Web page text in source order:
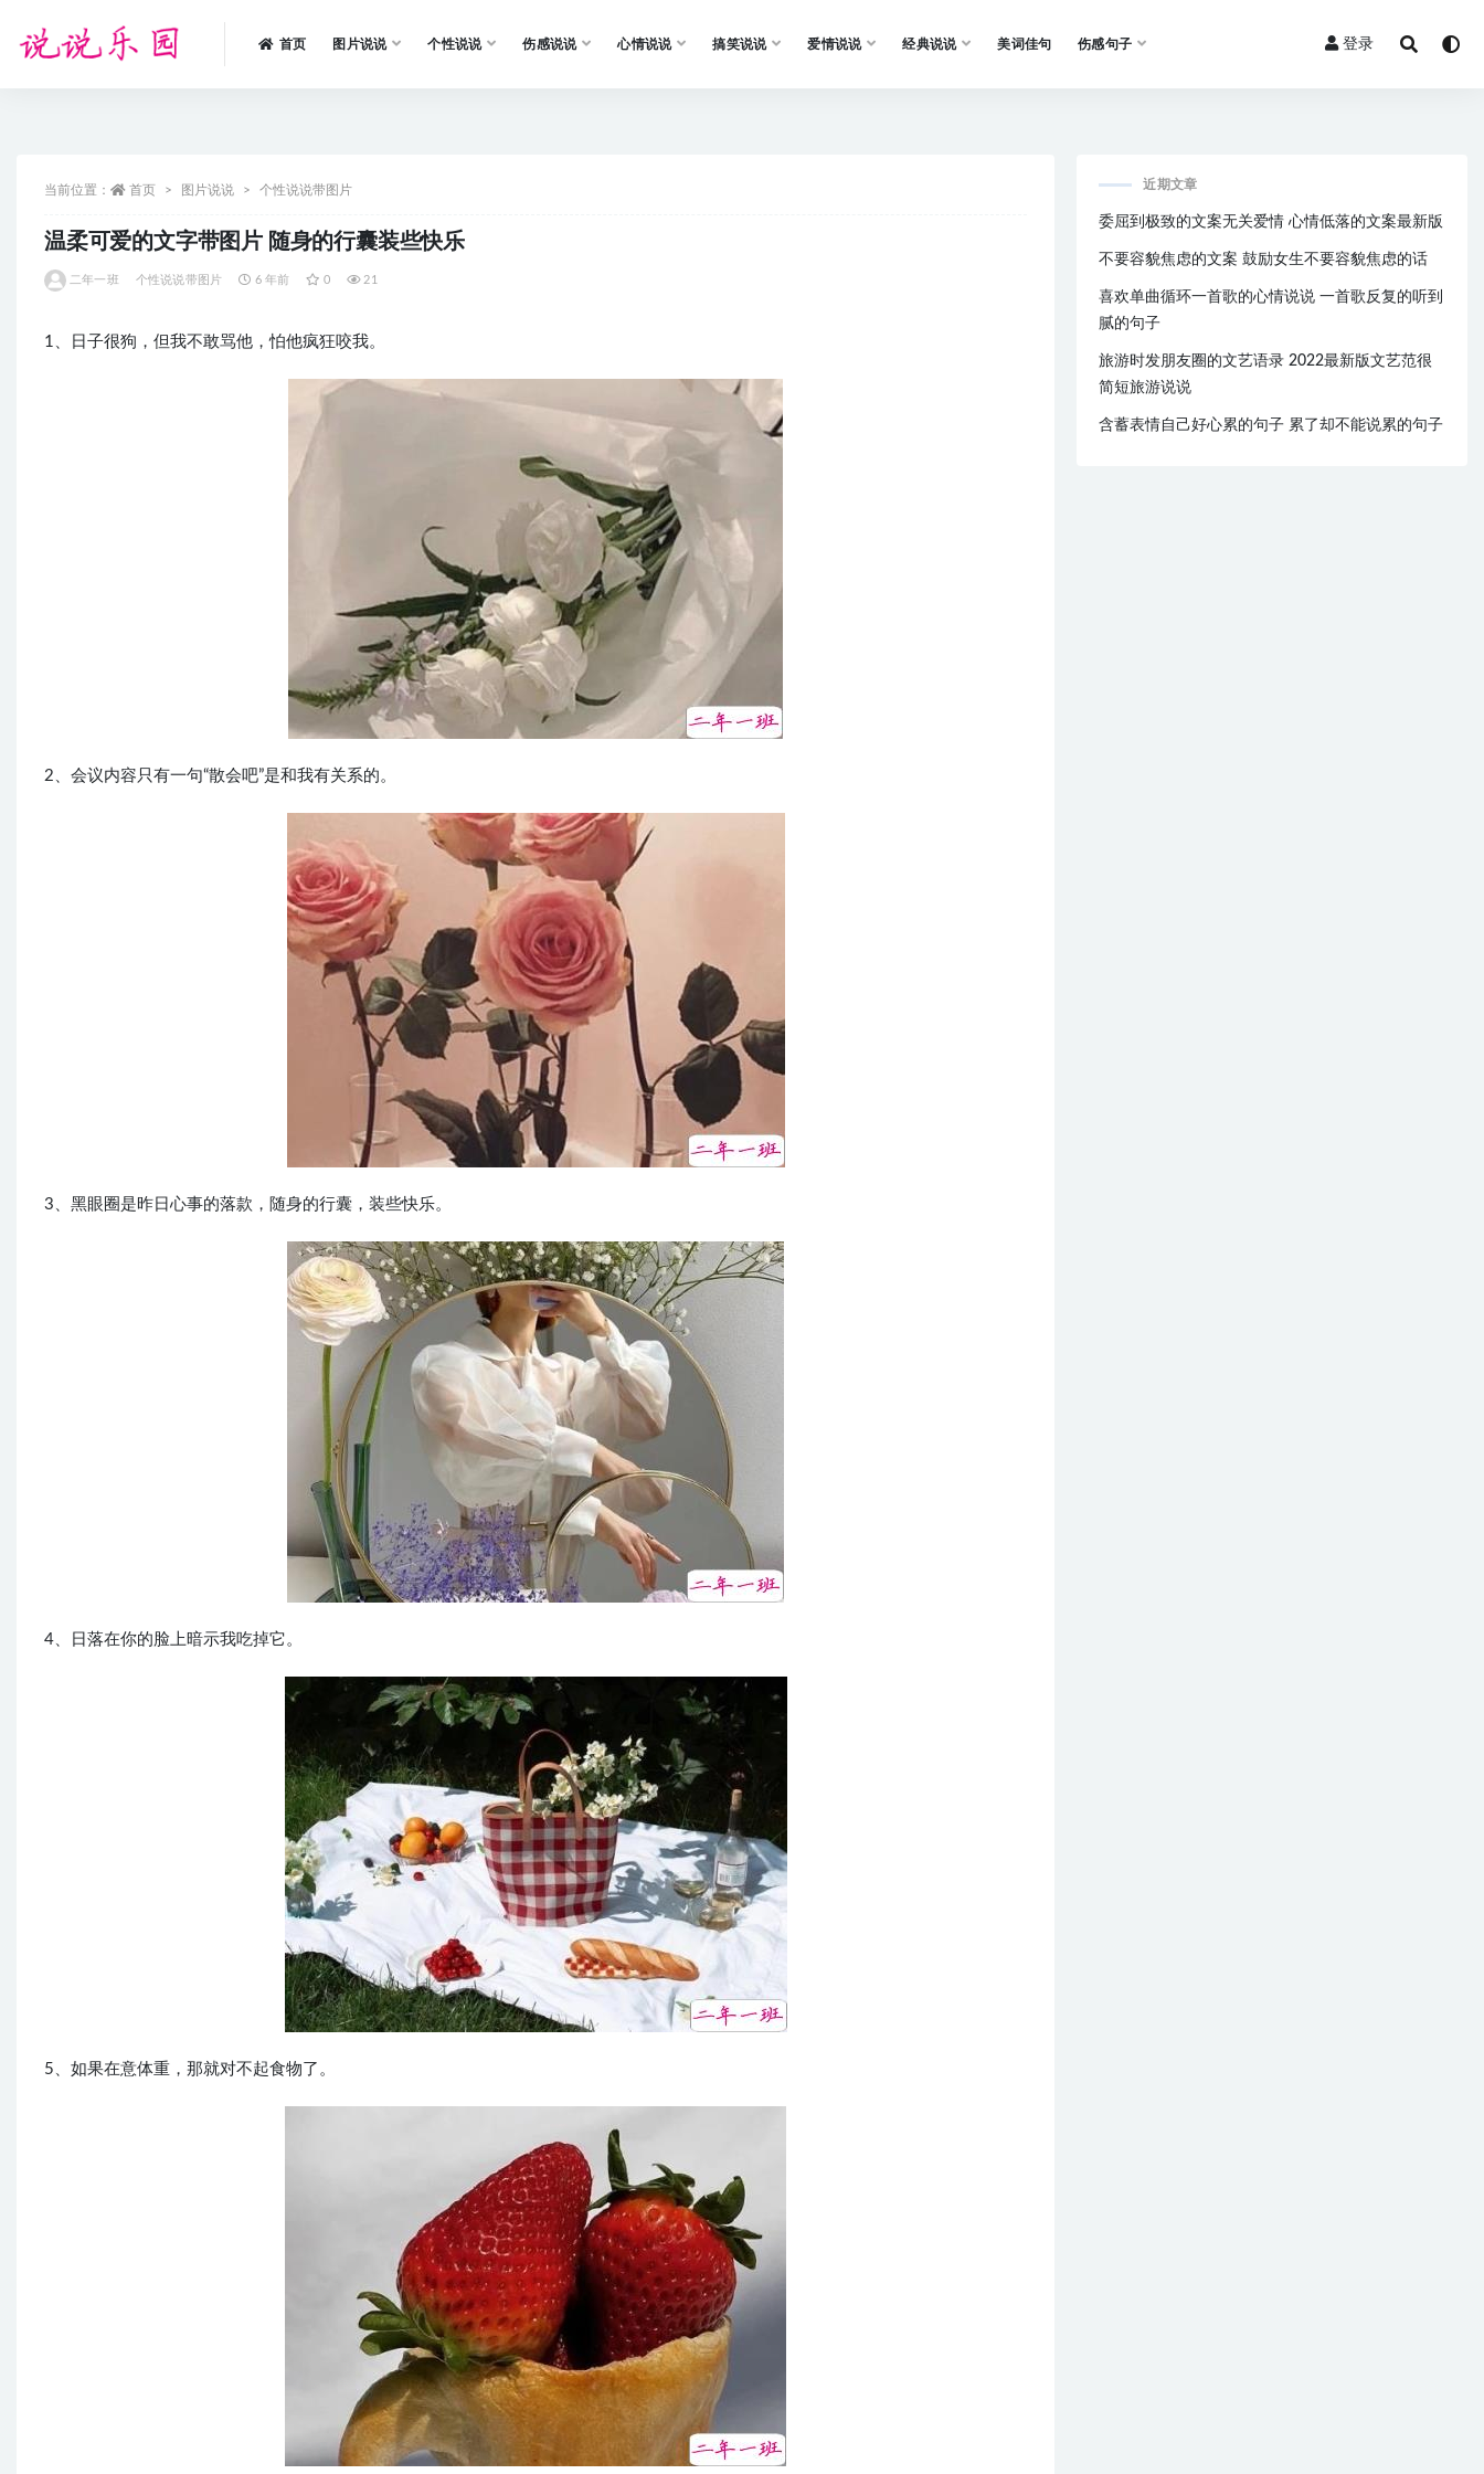
首页 图片说说 个性说说 伤感说说 心情说说 搞笑说说 爱情说说 经典说说 美词佳句 伤感句子 登录
当前位置： 首页 图片说说 个性说说带图片
温柔可爱的文字带图片 随身的行囊装些快乐
二年一班 个性说说带图片 6 年前 0 21
1、日子很狗，但我不敢骂他，怕他疯狂咬我。
2、会议内容只有一句“散会吧”是和我有关系的。
3、黑眼圈是昨日心事的落款，随身的行囊，装些快乐。
4、日落在你的脸上暗示我吃掉它。
5、如果在意体重，那就对不起食物了。
近期文章
委屈到极致的文案无关爱情 心情低落的文案最新版
不要容貌焦虑的文案 鼓励女生不要容貌焦虑的话
喜欢单曲循环一首歌的心情说说 一首歌反复的听到
腻的句子
旅游时发朋友圈的文艺语录 2022最新版文艺范很
简短旅游说说
含蓄表情自己好心累的句子 累了却不能说累的句子